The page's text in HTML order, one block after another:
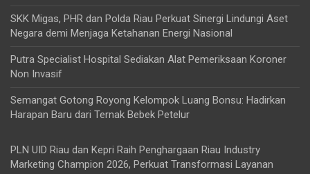
SKK Migas, PHR dan Polda Riau Perkuat Sinergi Lindungi Aset
Negara demi Menjaga Ketahanan Energi Nasional
Putra Specialist Hospital Sediakan Alat Pemeriksaan Koroner
Non Invasif
Semangat Gotong Royong Kelompok Luang Bonsu: Hadirkan
Harapan Baru dari Ternak Bebek Petelur
PLN UID Riau dan Kepri Raih Penghargaan Riau Industry
Marketing Champion 2026, Perkuat Transformasi Layanan